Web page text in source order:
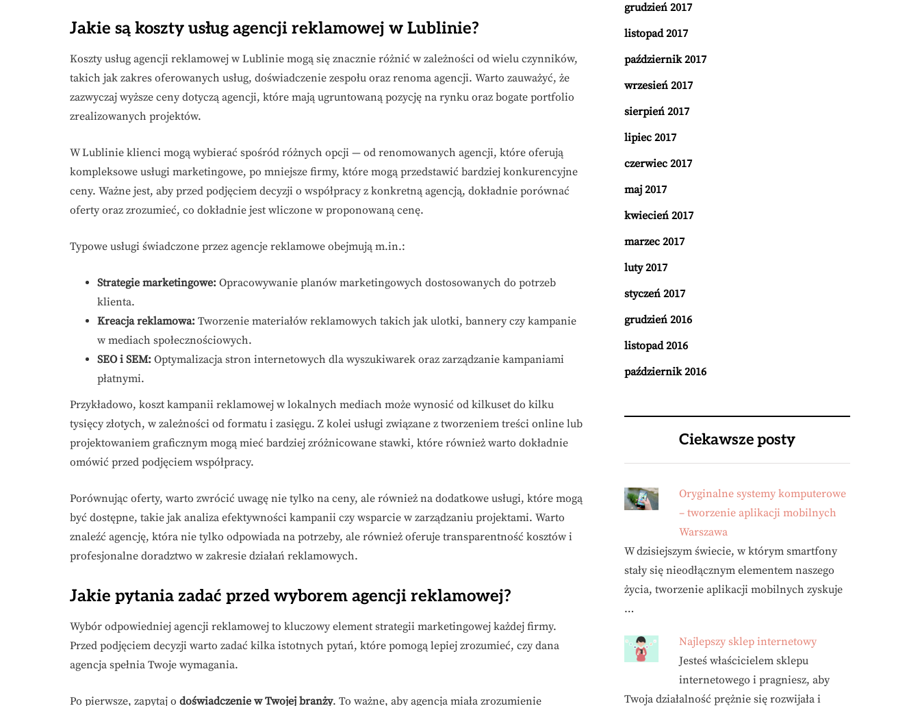
Jakie są koszty usług agencji reklamowej w Lublinie?
Koszty usług agencji reklamowej w Lublinie mogą się znacznie różnić w zależności od wielu czynników,
takich jak zakres oferowanych usług, doświadczenie zespołu oraz renoma agencji. Warto zauważyć, że
zazwyczaj wyższe ceny dotyczą agencji, które mają ugruntowaną pozycję na rynku oraz bogate portfolio
zrealizowanych projektów.
W Lublinie klienci mogą wybierać spośród różnych opcji — od renomowanych agencji, które oferują
kompleksowe usługi marketingowe, po mniejsze firmy, które mogą przedstawić bardziej konkurencyjne
ceny. Ważne jest, aby przed podjęciem decyzji o współpracy z konkretną agencją, dokładnie porównać
oferty oraz zrozumieć, co dokładnie jest wliczone w proponowaną cenę.
Typowe usługi świadczone przez agencje reklamowe obejmują m.in.:
Strategie marketingowe: Opracowywanie planów marketingowych dostosowanych do potrzeb
klienta.
Kreacja reklamowa: Tworzenie materiałów reklamowych takich jak ulotki, bannery czy kampanie
w mediach społecznościowych.
SEO i SEM: Optymalizacja stron internetowych dla wyszukiwarek oraz zarządzanie kampaniami
płatnymi.
Przykładowo, koszt kampanii reklamowej w lokalnych mediach może wynosić od kilkuset do kilku
tysięcy złotych, w zależności od formatu i zasięgu. Z kolei usługi związane z tworzeniem treści online lub
projektowaniem graficznym mogą mieć bardziej zróżnicowane stawki, które również warto dokładnie
omówić przed podjęciem współpracy.
Porównując oferty, warto zwrócić uwagę nie tylko na ceny, ale również na dodatkowe usługi, które mogą
być dostępne, takie jak analiza efektywności kampanii czy wsparcie w zarządzaniu projektami. Warto
znaleźć agencję, która nie tylko odpowiada na potrzeby, ale również oferuje transparentność kosztów i
profesjonalne doradztwo w zakresie działań reklamowych.
Jakie pytania zadać przed wyborem agencji reklamowej?
Wybór odpowiedniej agencji reklamowej to kluczowy element strategii marketingowej każdej firmy.
Przed podjęciem decyzji warto zadać kilka istotnych pytań, które pomogą lepiej zrozumieć, czy dana
agencja spełnia Twoje wymagania.
Po pierwsze, zapytaj o doświadczenie w Twojej branży. To ważne, aby agencja miała zrozumienie
grudzień 2017
listopad 2017
październik 2017
wrzesień 2017
sierpień 2017
lipiec 2017
czerwiec 2017
maj 2017
kwiecień 2017
marzec 2017
luty 2017
styczeń 2017
grudzień 2016
listopad 2016
październik 2016
Ciekawsze posty
Oryginalne systemy komputerowe
– tworzenie aplikacji mobilnych
Warszawa
W dzisiejszym świecie, w którym smartfony
stały się nieodłącznym elementem naszego
życia, tworzenie aplikacji mobilnych zyskuje
…
Najlepszy sklep internetowy
Jesteś właścicielem sklepu
internetowego i pragniesz, aby
Twoja działalność prężnie się rozwijała i